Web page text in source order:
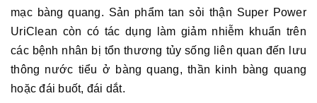
mạc bàng quang. Sản phẩm tan sỏi thận Super Power
UriClean còn có tác dụng làm giảm nhiễm khuẩn trên
các bệnh nhân bị tổn thương tủy sống liên quan đến lưu
thông nước tiểu ở bàng quang, thần kinh bàng quang
hoặc đái buốt, đái dắt.